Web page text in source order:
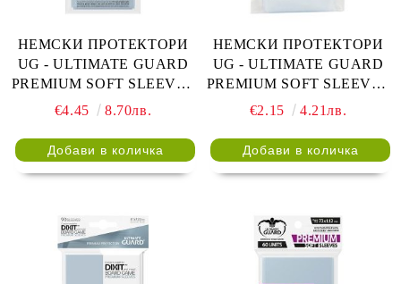
НЕМСКИ ПРОТЕКТОРИ
UG - ULTIMATE GUARD
PREMIUM SOFT SLEEVES
MINI AMERICAN BOARD
ПРОЗРАЧНИ
€4.45 8.70лв.
НЕМСКИ ПРОТЕКТОРИ
UG - ULTIMATE GUARD
PREMIUM SOFT SLEEVES
KORYO 64x102 - 70 БР.
€2.15 4.21лв.